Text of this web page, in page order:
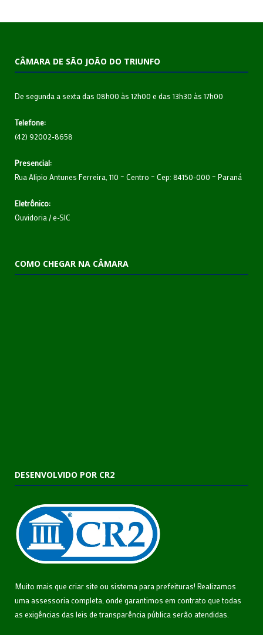
CÂMARA DE SÃO JOÃO DO TRIUNFO
De segunda a sexta das 08h00 às 12h00 e das 13h30 às 17h00
Telefone:
(42) 92002-8658
Presencial:
Rua Alipio Antunes Ferreira, 110 – Centro – Cep: 84150-000 – Paraná
Eletrônico:
Ouvidoria /e-SIC
COMO CHEGAR NA CÂMARA
DESENVOLVIDO POR CR2
Muito mais que criar site ou sistema para prefeituras! Realizamos
uma assessoria completa, onde garantimos em contrato que todas
as exigências das leis de transparência pública serão atendidas.